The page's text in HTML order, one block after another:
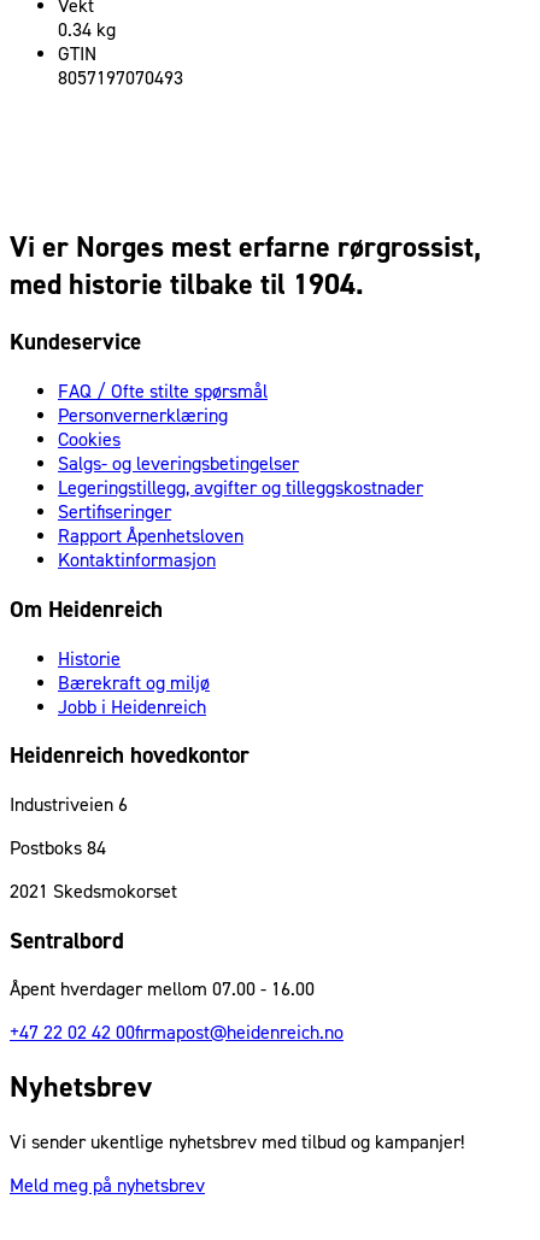
Vekt
0.34 kg
GTIN
8057197070493
Vi er Norges mest erfarne rørgrossist,
med historie tilbake til 1904.
Kundeservice
FAQ / Ofte stilte spørsmål
Personvernerklæring
Cookies
Salgs- og leveringsbetingelser
Legeringstillegg, avgifter og tilleggskostnader
Sertifiseringer
Rapport Åpenhetsloven
Kontaktinformasjon
Om Heidenreich
Historie
Bærekraft og miljø
Jobb i Heidenreich
Heidenreich hovedkontor
Industriveien 6
Postboks 84
2021 Skedsmokorset
Sentralbord
Åpent hverdager mellom 07.00 - 16.00
+47 22 02 42 00firmapost@heidenreich.no
Nyhetsbrev
Vi sender ukentlige nyhetsbrev med tilbud og kampanjer!
Meld meg på nyhetsbrev